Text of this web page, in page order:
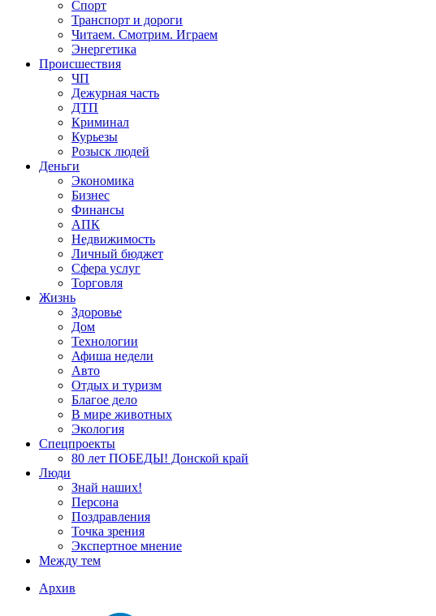
Спорт
Транспорт и дороги
Читаем. Смотрим. Играем
Энергетика
Происшествия
ЧП
Дежурная часть
ДТП
Криминал
Курьезы
Розыск людей
Деньги
Экономика
Бизнес
Финансы
АПК
Недвижимость
Личный бюджет
Сфера услуг
Торговля
Жизнь
Здоровье
Дом
Технологии
Афиша недели
Авто
Отдых и туризм
Благое дело
В мире животных
Экология
Спецпроекты
80 лет ПОБЕДЫ! Донской край
Люди
Знай наших!
Персона
Поздравления
Точка зрения
Экспертное мнение
Между тем
Архив